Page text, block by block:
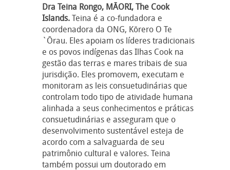
Dra Teina Rongo, MĀORI, The Cook
Islands.Teina é a co-fundadora e
coordenadora da ONG, Kōrero O Te
`Ōrau. Eles apoiam os líderes tradicionais
e os povos indígenas das Ilhas Cook na
gestão das terras e mares tribais de sua
jurisdição. Eles promovem, executam e
monitoram as leis consuetudinárias que
controlam todo tipo de atividade humana
alinhada a seus conhecimentos e práticas
consuetudinárias e asseguram que o
desenvolvimento sustentável esteja de
acordo com a salvaguarda de seu
patrimônio cultural e valores. Teina
também possui um doutorado em